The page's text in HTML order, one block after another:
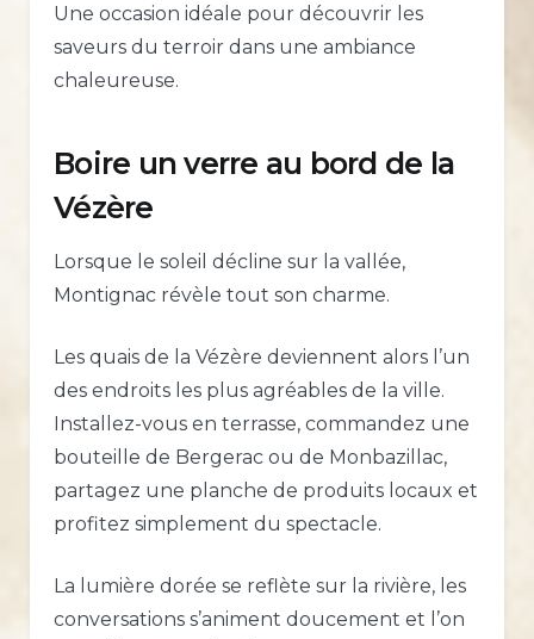
Une occasion idéale pour découvrir les
saveurs du terroir dans une ambiance
chaleureuse.
Boire un verre au bord de la
Vézère
Lorsque le soleil décline sur la vallée,
Montignac révèle tout son charme.
Les quais de la Vézère deviennent alors l’un
des endroits les plus agréables de la ville.
Installez-vous en terrasse, commandez une
bouteille de Bergerac ou de Monbazillac,
partagez une planche de produits locaux et
profitez simplement du spectacle.
La lumière dorée se reflète sur la rivière, les
conversations s’animent doucement et l’on